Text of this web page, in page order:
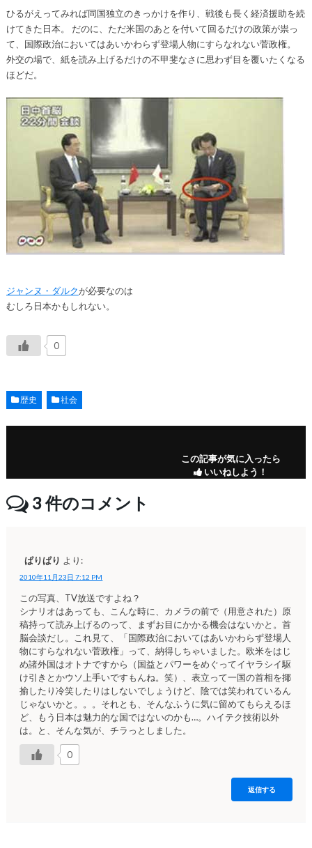
ひるがえってみれば同国独立のきっかけを作り、戦後も長く経済援助を続
けてきた日本。 だのに、ただ米国のあとを付いて回るだけの政策が祟っ
て、国際政治においてはあいかわらず登場人物にすらなれない菅政権。
外交の場で、紙を読み上げるだけの不甲斐なさに思わず目を覆いたくなる
ほどだ。
ジャンヌ・ダルクが必要なのは
むしろ日本かもしれない。
0
歴史 社会
この記事が気に入ったら
いいねしよう！
3件のコメント
ぱりぱり より:
2010年11月23日 7:12 PM
この写真、TV放送ですよね？
シナリオはあっても、こんな時に、カメラの前で（用意された）原
稿持って読み上げるのって、まずお目にかかる機会はないかと。首
脳会談だし。これ見て、「国際政治においてはあいかわらず登場人
物にすらなれない菅政権」って、納得しちゃいました。欧米をはじ
め諸外国はオトナですから（国益とパワーをめぐってイヤラシイ駆
け引きとかウソ上手いですもんね。笑）、表立って一国の首相を揶
揄したり冷笑したりはしないでしょうけど、陰では笑われているん
じゃないかと。。。それとも、そんなふうに気に留めてもらえるほ
ど、もう日本は魅力的な国ではないのかも…。ハイテク技術以外
は。と、そんな気が、チラっとしました。
0
返信する